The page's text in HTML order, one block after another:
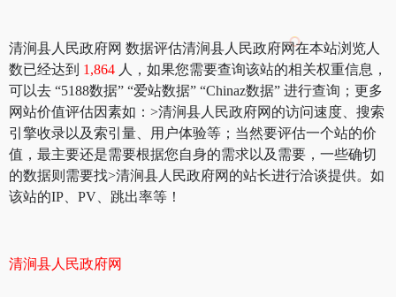
清涧县人民政府网 数据评估清涧县人民政府网在本站浏览人
数已经达到 1,864 人，如果您需要查询该站的相关权重信息，
可以去 “5188数据” “爱站数据” “Chinaz数据” 进行查询；更多
网站价值评估因素如：>清涧县人民政府网的访问速度、搜索
引擎收录以及索引量、用户体验等；当然要评估一个站的价
值，最主要还是需要根据您自身的需求以及需要，一些确切
的数据则需要找>清涧县人民政府网的站长进行洽谈提供。如
该站的IP、PV、跳出率等！
清涧县人民政府网